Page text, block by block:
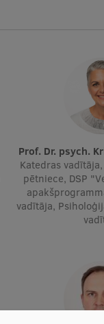
Prof. Dr. psych.
Katedras
pētniece, DSP
vadītāja,